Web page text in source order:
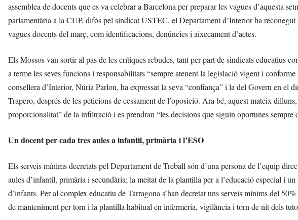
assemblea de docents que es va celebrar a Barcelona per preparar les vagues d’aquesta
parlamentària a la CUP, difós pel sindicat USTEC, el Departament d’Interior ha
vagues docents del març, com identificacions, denúncies i aixecament d’actes.
Els Mossos van sortir al pas de les crítiques rebudes, tant per part de sindicats educatius
a terme les seves funcions i responsabilitats “sempre atenent la legislació vigent i
consellera d’Interior, Núria Parlon, ha expressat la seva “confiança” i la del Govern en el
Trapero, després de les peticions de cessament de l’oposició. Ara bé, aquest mateix
proporcionalitat” de la infiltració i es prendran “les decisions que siguin oportunes sempre
Un docent per cada tres aules a infantil, primària i l’ESO
Els serveis mínims decretats pel Departament de Treball són d’una persona de l’equip
aules d’infantil, primària i secundària; la meitat de la plantilla per a l’educació especial i
d’infants. Per al complex educatiu de Tarragona s’han decretat uns serveis mínims del
de manteniment per torn i la plantilla habitual en infermeria, vigilància i torn de nit dels